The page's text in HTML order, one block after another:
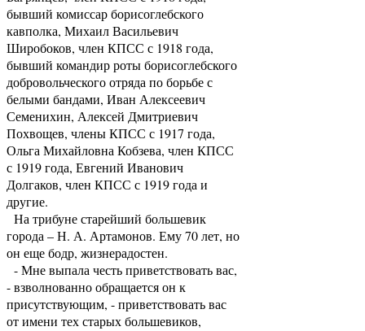
бывший комиссар борисоглебского
кавполка, Михаил Васильевич
Широбоков, член КПСС с 1918 года,
бывший командир роты борисоглебского
добровольческого отряда по борьбе с
белыми бандами, Иван Алексеевич
Семенихин, Алексей Дмитриевич
Похвощев, члены КПСС с 1917 года,
Ольга Михайловна Кобзева, член КПСС
с 1919 года, Евгений Иванович
Долгаков, член КПСС с 1919 года и
другие.
На трибуне старейший большевик
города – Н. А. Артамонов. Ему 70 лет, но
он еще бодр, жизнерадостен.
- Мне выпала честь приветствовать вас,
- взволнованно обращается он к
присутствующим, - приветствовать вас
от имени тех старых большевиков,